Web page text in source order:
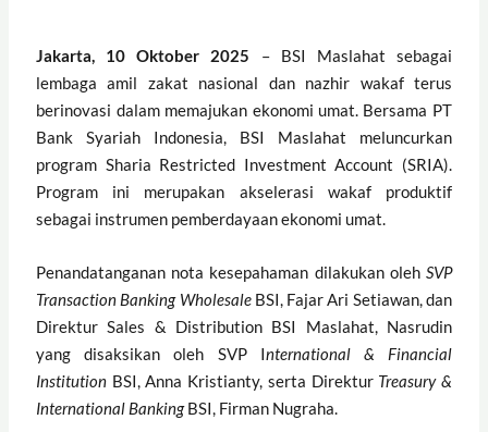
Jakarta, 10 Oktober 2025 – BSI Maslahat sebagai
lembaga amil zakat nasional dan nazhir wakaf terus
berinovasi dalam memajukan ekonomi umat. Bersama PT
Bank Syariah Indonesia, BSI Maslahat meluncurkan
program Sharia Restricted Investment Account (SRIA).
Program ini merupakan akselerasi wakaf produktif
sebagai instrumen pemberdayaan ekonomi umat.
Penandatanganan nota kesepahaman dilakukan oleh SVP
Transaction Banking WholesaleBSI, Fajar Ari Setiawan, dan
Direktur Sales & Distribution BSI Maslahat, Nasrudin
yang disaksikan oleh SVP International & Financial
Institution BSI, Anna Kristianty, serta Direktur Treasury &
International BankingBSI, Firman Nugraha.